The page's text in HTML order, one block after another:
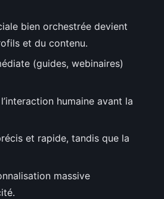
bien orchestrée devient
et du contenu.
(guides, webinaires)
humaine avant la
et rapide, tandis que la
massive